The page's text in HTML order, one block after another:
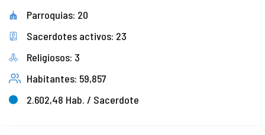
Parroquias: 20
Sacerdotes activos: 23
Religiosos: 3
Habitantes: 59,857
2.602,48 Hab. / Sacerdote
COMPLIANCE
DOCTRINA DE LA IGLESIA
PORTAL DE TRANSPARENCIA
PASTORAL SAMARITANA
CENTROS SOCIALES
APOSTOLADO SEGLAR
IMÁGENES
VÍDEOS
AUDIOS